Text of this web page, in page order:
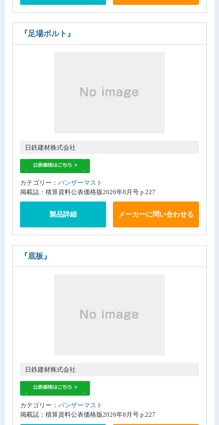
『足場ボルト』
日鉄建材株式会社
カテゴリー： パンザーマスト
掲載誌：積算資料公表価格版2026年8月号 p.227
製品詳細 メーカーに問い合わせる
『底板』
日鉄建材株式会社
カテゴリー： パンザーマスト
掲載誌：積算資料公表価格版2026年8月号 p.227